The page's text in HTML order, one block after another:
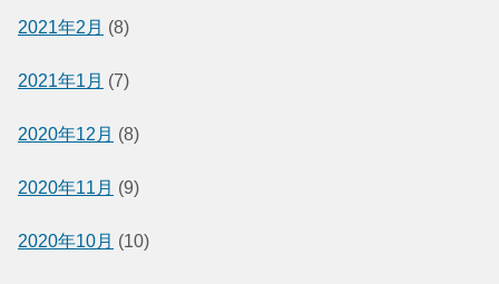
2021年2月 (8)
2021年1月 (7)
2020年12月 (8)
2020年11月 (9)
2020年10月 (10)